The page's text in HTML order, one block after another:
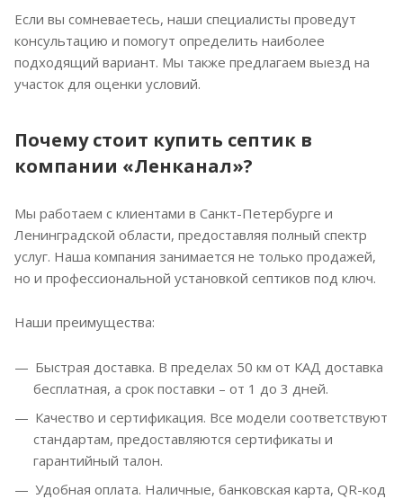
Если вы сомневаетесь, наши специалисты проведут
консультацию и помогут определить наиболее
подходящий вариант. Мы также предлагаем выезд на
участок для оценки условий.
Почему стоит купить септик в
компании «Ленканал»?
Мы работаем с клиентами в Санкт-Петербурге и
Ленинградской области, предоставляя полный спектр
услуг. Наша компания занимается не только продажей,
но и профессиональной установкой септиков под ключ.
Наши преимущества:
Быстрая доставка. В пределах 50 км от КАД доставка
бесплатная, а срок поставки – от 1 до 3 дней.
Качество и сертификация. Все модели соответствуют
стандартам, предоставляются сертификаты и
гарантийный талон.
Удобная оплата. Наличные, банковская карта, QR-код